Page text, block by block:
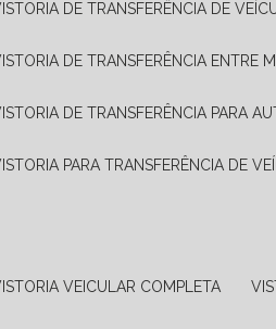
VISTORIA DE TRANSFERÊNCIA DE
VISTORIA DE TRANSFERÊNCIA ENTRE
VISTORIA DE TRANSFERÊNCIA PARA
VISTORIA PARA TRANSFERÊNCIA DE
VISTORIA VEICULAR COMPLETA